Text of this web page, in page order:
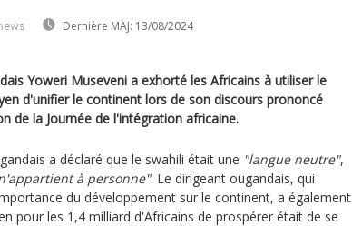
Dernière MAJ: 13/08/2024
Yoweri Museveni a exhorté les Africains à utiliser le
d'unifier le continent lors de son discours prononcé
de la Journée de l'intégration africaine.
a déclaré que le swahili était une "langue neutre",
à personne". Le dirigeant ougandais, qui
du développement sur le continent, a également
pour les 1,4 milliard d'Africains de prospérer était de se